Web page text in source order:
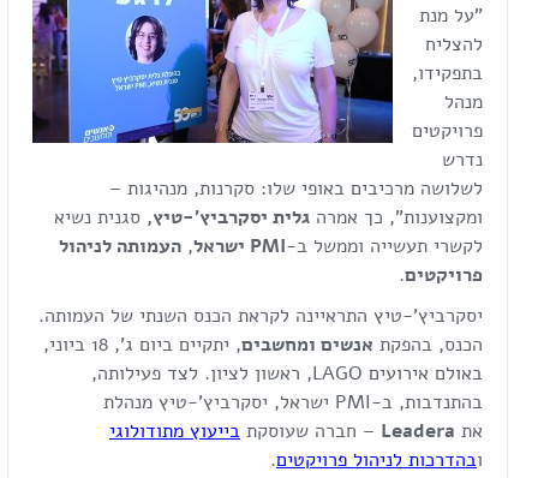
"על מנת
להצליח
בתפקידו,
מנהל
פרויקטים
נדרש
לשלושה מרכיבים באופי שלו: סקרנות, מנהיגות –
ומקצוענות", כך אמרה גלית יסקרביץ'-טיץ, סגנית נשיא
לקשרי תעשייה וממשל ב-PMI ישראל, העמותה לניהול
פרויקטים.
יסקרביץ'-טיץ התראיינה לקראת הכנס השנתי של העמותה.
הכנס, בהפקת אנשים ומחשבים
, יתקיים ביום ג', 18 ביוני,
באולם אירועים LAGO, ראשון לציון. לצד פעילותה,
בהתנדבות, ב-PMI ישראל, יסקרביץ'-טיץ מנהלת
את Leadera – חברה שעוסקת בייעוץ מתודולוגי
ובהדרכות לניהול פרויקטים.